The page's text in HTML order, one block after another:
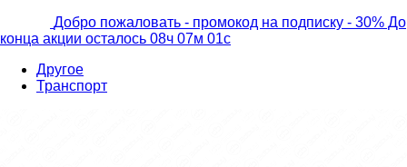
Добро пожаловать - промокод на подписку - 30% До
конца акции осталось 08ч 06м 59с
Другое
Транспорт